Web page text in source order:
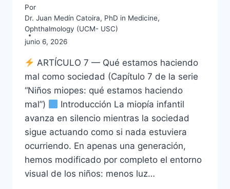
Por
Dr. Juan Medín Catoira, PhD in Medicine,
Ophthalmology (UCM- USC)
junio 6, 2026
ARTÍCULO 7 — Qué estamos haciendo
mal como sociedad (Capítulo 7 de la serie
“Niños miopes: qué estamos haciendo
mal”)
Introducción La miopía infantil
avanza en silencio mientras la sociedad
sigue actuando como si nada estuviera
ocurriendo. En apenas una generación,
hemos modificado por completo el entorno
visual de los niños: menos luz…